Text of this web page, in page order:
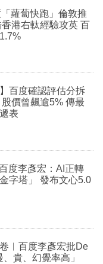
蘿蔔快跑」倫敦推
港右軚經驗攻英 百
】百度確認評估分拆
價曾飆逾5% 傳最
表
度李彥宏：AI正轉
字塔」 發布文心5.0
︳百度李彥宏批De
貴、幻覺率高」